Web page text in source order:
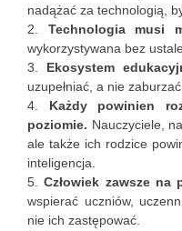
nadążać za technologią,
Technologia musi
wykorzystywana bez
Ekosystem
uzupełniać, a nie
Każdy powinien
poziomie. Nauczyciele,
ale także ich rodzice
inteligencja.
Człowiek zawsze na
wspierać uczniów,
nie ich zastępować.